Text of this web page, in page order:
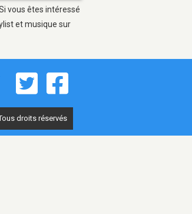
vous êtes intéressé
et musique sur
droits réservés